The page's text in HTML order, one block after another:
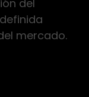
del
mercado.